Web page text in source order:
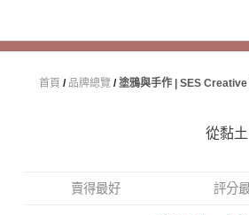
首頁 / 品牌總覽 /塗鴉與手作 | SES Creative
從黏
賣得最好 評分